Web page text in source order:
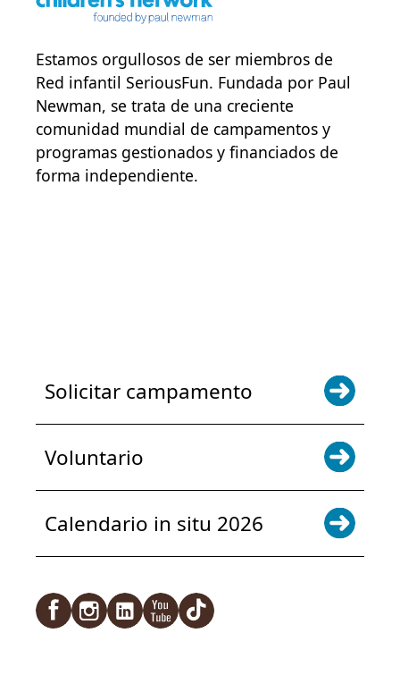
Estamos orgullosos de ser miembros de
Red infantil SeriousFun. Fundada por Paul
Newman, se trata de una creciente
comunidad mundial de campamentos y
programas gestionados y financiados de
forma independiente.
Solicitar campamento
Voluntario
Calendario in situ 2026